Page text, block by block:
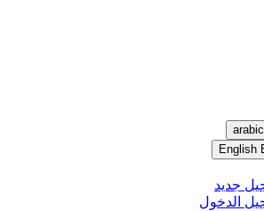
جديد
الدخول